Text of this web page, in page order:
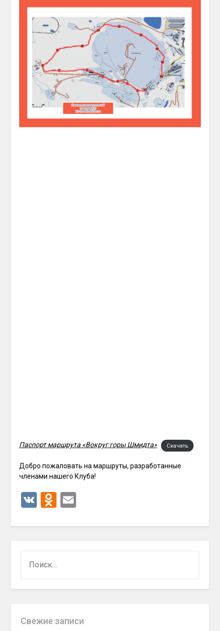
Паспорт маршрута «Вокруг горы Шмидта» Скачать
Добро пожаловать на маршруты, разработанные
членами нашего Клуба!
VKOdnoklassniki
Email
Свежие записи